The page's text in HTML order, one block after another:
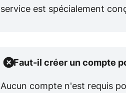
service est spécialement
Faut-il créer un compte
Aucun compte n'est requis